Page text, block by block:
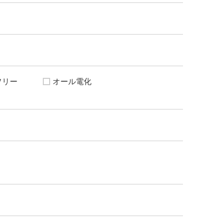
リー
オール電化